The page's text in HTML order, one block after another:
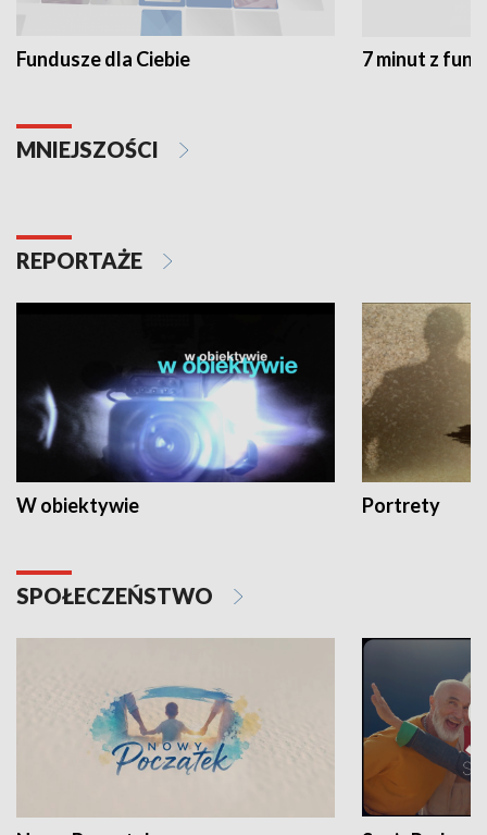
Fundusze dla Ciebie 7 minut z
MNIEJSZOŚCI
REPORTAŻE
W obiektywie Portrety
SPOŁECZEŃSTWO